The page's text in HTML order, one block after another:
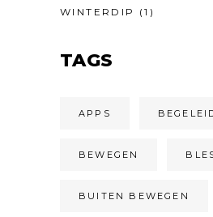
WINTERDIP (1)
TAGS
APPS
BEWEGEN
BUITEN BEWEGEN